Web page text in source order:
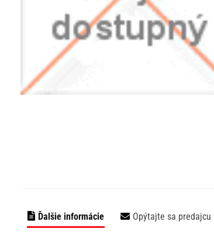
Ďalšie informácie Opýtajte sa predajcu